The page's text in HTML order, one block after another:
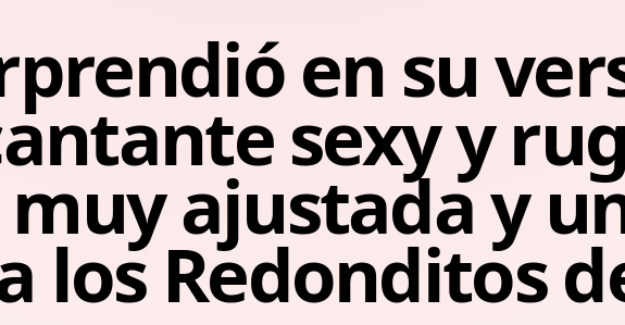
en su
sexy y
ajustada y
los Redonditos